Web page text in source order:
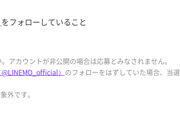
をフォローしていること
アカウントが非公開の場合は応募とみなされません。
） のフォローをはずしていた場合、当選
外です。